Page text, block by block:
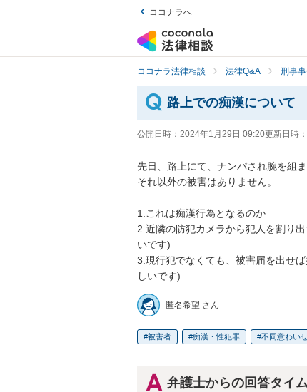
ココナラへ
ココナラ法律相談 法律Q&A 刑事
路上での痴漢について
公開日時： 2024年1月29日 09:20更新日時：
先日、路上にて、ナンパされ腕を組ま
それ以外の被害はありません。
1.これは痴漢行為となるのか
2.近隣の防犯カメラから犯人を割り
いです)
3.現行犯でなくても、被害届を出せ
しいです)
匿名希望 さん
被害者 痴漢・性犯罪 不同意わい
弁護士からの回答タイ